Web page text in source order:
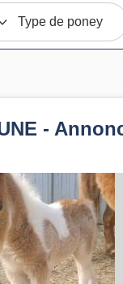
Type de poney
-